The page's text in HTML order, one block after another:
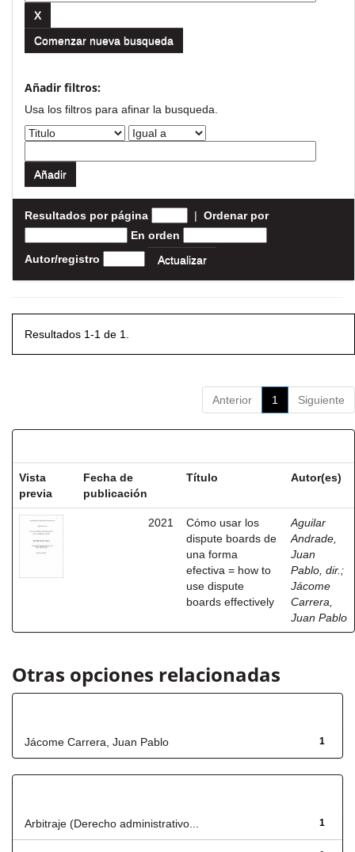
Comenzar nueva busqueda
Añadir filtros:
Usa los filtros para afinar la busqueda.
Resultados por página | Ordenar por
En orden
Autor/registro
Resultados 1-1 de 1.
Anterior 1 Siguiente
Vista
previa
Fecha de
publicación
Título Autor(es)
2021
Cómo usar los
dispute boards de
una forma
efectiva = how to
use dispute
boards effectively
Aguilar
Andrade,
Juan
Pablo, dir. ;
Jácome
Carrera,
Juan Pablo
Otras opciones relacionadas
1
Jácome Carrera, Juan Pablo
1
Arbitraje (Derecho administrativo...